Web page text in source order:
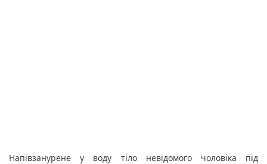
Напівзанурене у воду тіло невідомого чоловіка під